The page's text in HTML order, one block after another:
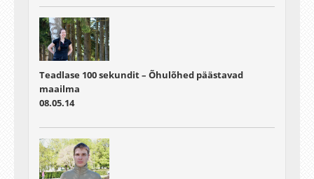
Teadlase 100 sekundit – Õhulõhed päästavad
maailma
08.05.14